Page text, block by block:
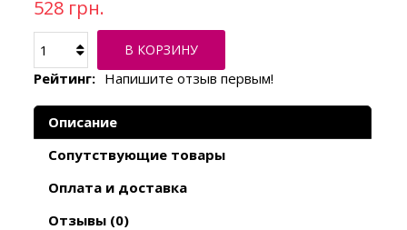
528 грн.
В КОРЗИНУ
Рейтинг: Напишите отзыв первым!
Описание
Сопутствующие товары
Оплата и доставка
Отзывы (0)